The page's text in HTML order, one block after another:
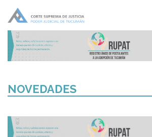
NOVEDADES